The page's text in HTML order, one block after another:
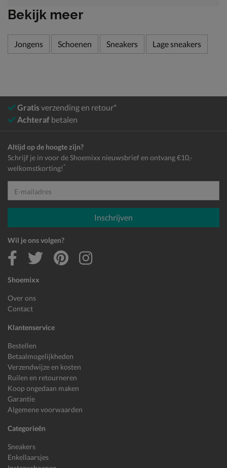
Bekijk meer
Jongens Schoenen Sneakers Lage sneakers
Gratisverzending en retour*
Achteraf betalen
Shoemixx
Over ons
Contact
Klantenservice
Bestellen
Betaalmogelijkheden
Verzendwijze en kosten
Ruilen en retourneren
Koop ongedaan maken
Garantie
Algemene voorwaarden
Categorieën
Sneakers
Enkellaarsjes
Altijd op de hoogte zijn?
Schrijf je in voor de Shoemixx nieuwsbrief en ontvang €10,-
welkomstkorting! *
E-mailadres
Inschrijven
Wil je ons volgen?